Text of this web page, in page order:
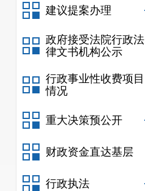
建议提案办理
政府接受法院行政法
律文书机构公示
行政事业性收费项目
情况
重大决策预公开
财政资金直达基层
行政执法